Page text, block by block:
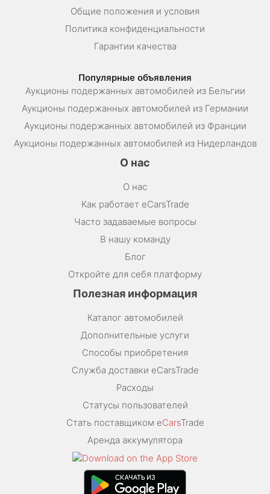
Общие положения и условия
Политика конфиденциальности
Гарантии качества
Популярные объявления
Аукционы подержанных автомобилей из Бельгии
Аукционы подержанных автомобилей из Германии
Аукционы подержанных автомобилей из Франции
Аукционы подержанных автомобилей из Нидерландов
О нас
О нас
Как работает eCarsTrade
Часто задаваемые вопросы
В нашу команду
Блог
Откройте для себя платформу
Полезная информация
Каталог автомобилей
Дополнительные услуги
Способы приобретения
Служба доставки eCarsTrade
Расходы
Статусы пользователей
Стать поставщиком eCarsTrade
Аренда аккумулятора